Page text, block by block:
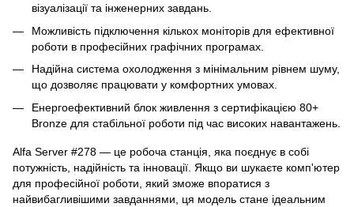
візуалізації та інженерних завдань.
Можливість підключення кількох моніторів для ефективної
роботи в професійних графічних програмах.
Надійна система охолодження з мінімальним рівнем шуму,
що дозволяє працювати у комфортних умовах.
Енергоефективний блок живлення з сертифікацією 80+
Bronze для стабільної роботи під час високих навантажень.
Alfa Server #278 — це робоча станція, яка поєднує в собі
потужність, надійність та інновації. Якщо ви шукаєте комп'ютер
для професійної роботи, який зможе впоратися з
найвибагливішими завданнями, ця модель стане ідеальним